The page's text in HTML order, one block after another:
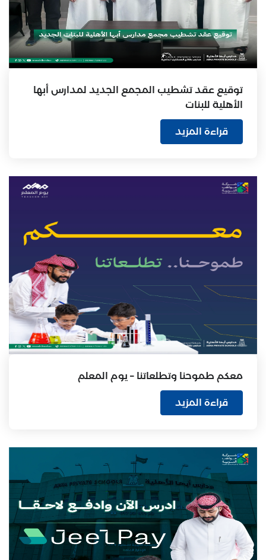
توقيع عقد تشطيب المجمع الجديد لمدارس أبها
الأهلية للبنات
قراءة المزيد
معكم طموحنا وتطلعاتنا – يوم المعلم
قراءة المزيد